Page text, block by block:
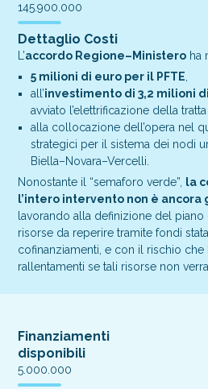
145.900.000
Dettaglio Costi
L’accordo Regione–Ministero ha
5 milioni di euro per il PFTE,
all’investimento di 3,2 milioni
avviato l’elettrificazione della tratta
alla collocazione dell’opera nel
strategici per il sistema dei nodi
Biella–Novara–Vercelli.
Nonostante il “semaforo verde”, la
l’intero intervento non è ancora
lavorando alla definizione del piano
risorse da reperire tramite fondi
cofinanziamenti, e con il rischio che
rallentamenti se tali risorse non
Finanziamenti
disponibili
5.000.000